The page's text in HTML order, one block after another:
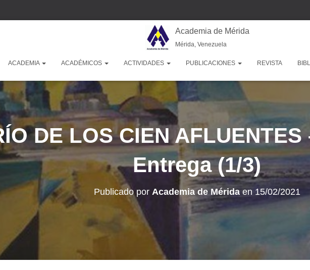
Academia de Mérida
Mérida, Venezuela
ACADEMIA ACADÉMICOS ACTIVIDADES PUBLICACIONES REVISTA
DE LOS CIEN
Entrega (1/3)
Publicado por Academia de Méridaen 15/02/2021